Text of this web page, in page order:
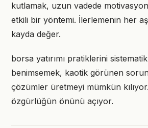
kutlamak, uzun vadede
etkili bir yöntemi. İlerlemenin her
kayda değer.
borsa yatırımı pratiklerini
benimsemek, kaotik görünen
çözümler üretmeyi mümkün
özgürlüğün önünü açıyor.